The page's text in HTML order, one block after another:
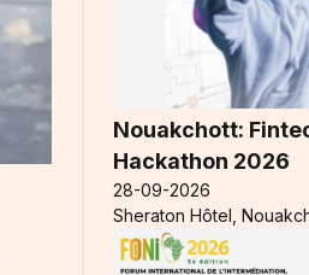
Nouakchott:
Hackathon 2026
28-09-2026
Sheraton Hôtel,